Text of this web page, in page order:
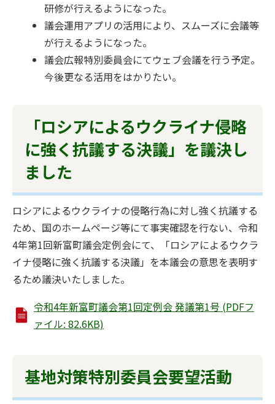
研修が行えるようになった。
議会運用アプリの活用により、スムーズに会議等
が行えるようになった。
議会広報特別委員会にてウェブ会議を行う予定。
今後更なる活用をはかりたい。
「ロシアによるウクライナ侵略
に強く抗議する決議」を議決し
ました
ロシアによるウクライナの侵略行為に対し強く抗議する
ため、国のホームページ等にて事実確認を行ない、令和
4年第1回新富町議会定例会にて、「ロシアによるウクラ
イナ侵略に強く抗議する決議」を本議会の意思を表明す
るため議決いたしました。
令和4年新富町議会第1回定例会 発議第1号 (PDFフ
ァイル: 82.6KB)
基地対策特別委員会要望活動